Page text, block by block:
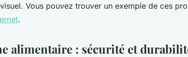
Vous pouvez trouver un exemple de ces
.
alimentaire : sécurité et